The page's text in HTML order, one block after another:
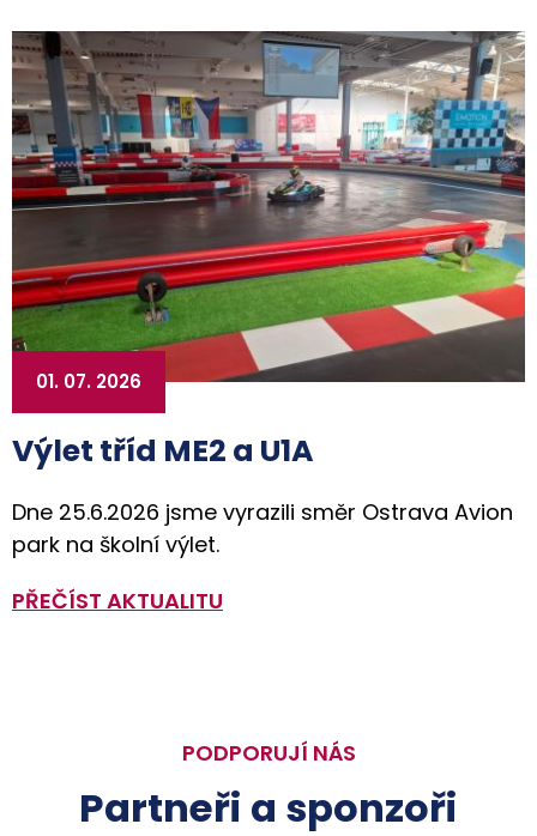
Výlet tříd ME2 a U1A
01. 07. 2026
Dne 25.6.2026 jsme vyrazili směr Ostrava Avion
park na školní výlet.
PŘEČÍST AKTUALITU
PODPORUJÍ NÁS
Partneři a sponzoři